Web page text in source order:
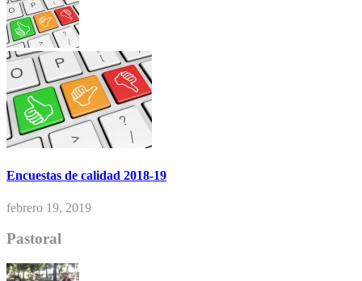
Encuestas de calidad 2018-19
febrero 19, 2019
Pastoral